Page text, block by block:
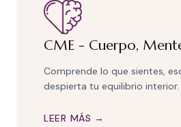
CME - Cuerpo,
Comprende lo que sientes,
despierta tu equilibrio interior.
LEER MÁS →